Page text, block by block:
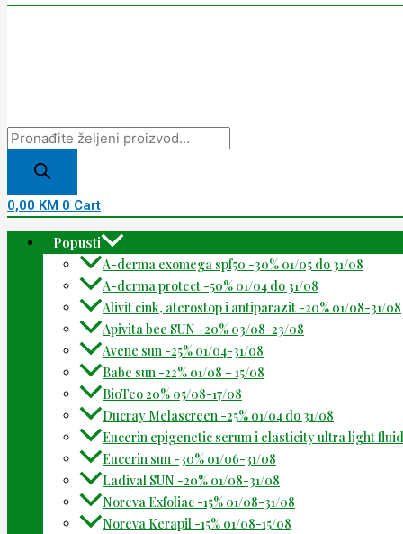
0,00 KM 0 Cart
Popusti
A-derma exomega spf50 -30% 01/05 do 31/08
A-derma protect -50% 01/04 do 31/08
Alivit cink, aterostop i antiparazit -20% 01/08-31/08
Apivita bee SUN -20% 03/08-23/08
Avene sun -25% 01/04-31/08
Babe sun -22% 01/08 – 15/08
BioTeo 20% 05/08-17/08
Ducray Melascreen -25% 01/04 do 31/08
Eucerin epigenetic serum i elasticity ultra light
Eucerin sun -30% 01/06-31/08
Ladival SUN -20% 01/08-31/08
Noreva Exfoliac -15% 01/08-31/08
Noreva Kerapil -15% 01/08-15/08